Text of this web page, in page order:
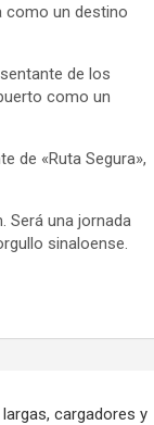
como un destino
de los
como un
de «Ruta Segura»,
Será una jornada
sinaloense.
cargadores y